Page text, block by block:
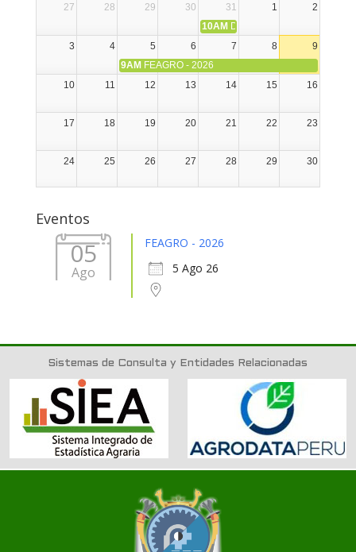
27
28 29 30 31 1
2
10AM DIA NACIONAL DE LA
3
4 5 6 7 8
9
9AM FEAGRO - 2026
10
11 12 13 14 15 16
17 18 19 20 21 22 23
24 25 26 27 28 29 30
Eventos
05
Ago
FEAGRO - 2026
5 Ago 26
Sistemas de Consulta y Entidades Relacionadas